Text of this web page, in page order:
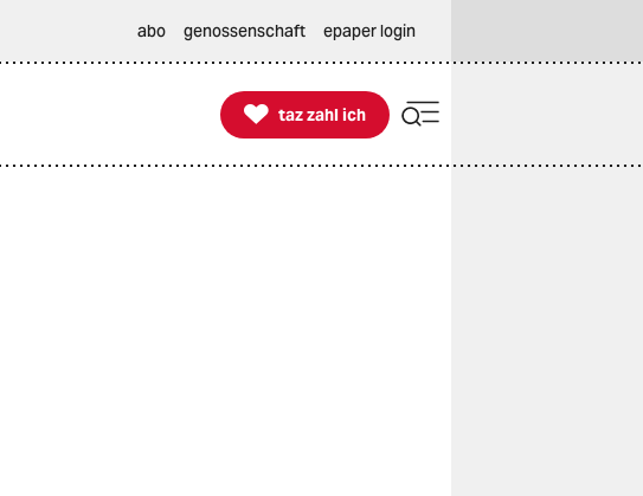
abo genossenschaft epaper login

taz zahl ich
taz zahl ich